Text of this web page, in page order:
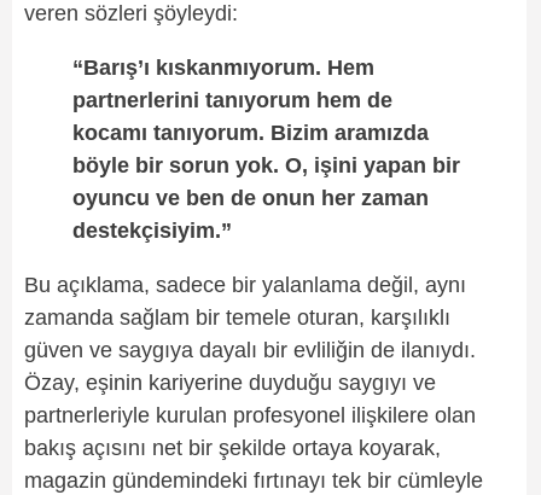
veren sözleri şöyleydi:
“Barış’ı kıskanmıyorum. Hem
partnerlerini tanıyorum hem de
kocamı tanıyorum. Bizim aramızda
böyle bir sorun yok. O, işini yapan bir
oyuncu ve ben de onun her zaman
destekçisiyim.”
Bu açıklama, sadece bir yalanlama değil, aynı
zamanda sağlam bir temele oturan, karşılıklı
güven ve saygıya dayalı bir evliliğin de ilanıydı.
Özay, eşinin kariyerine duyduğu saygıyı ve
partnerleriyle kurulan profesyonel ilişkilere olan
bakış açısını net bir şekilde ortaya koyarak,
magazin gündemindeki fırtınayı tek bir cümleyle